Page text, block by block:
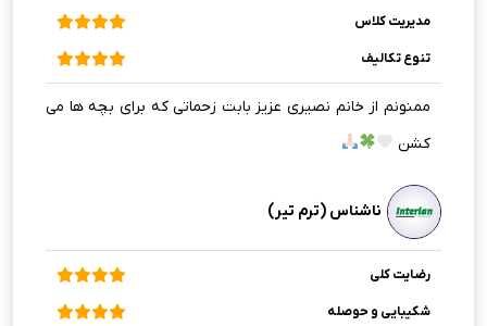
مدیریت کلاس
تنوع تکالیف
ممنونم از خانم نصیری عزیز بابت زحماتی که برای بچه ها می
کشن
ناشناس (ترم تیر)
رضایت کلی
شکیبایی و حوصله